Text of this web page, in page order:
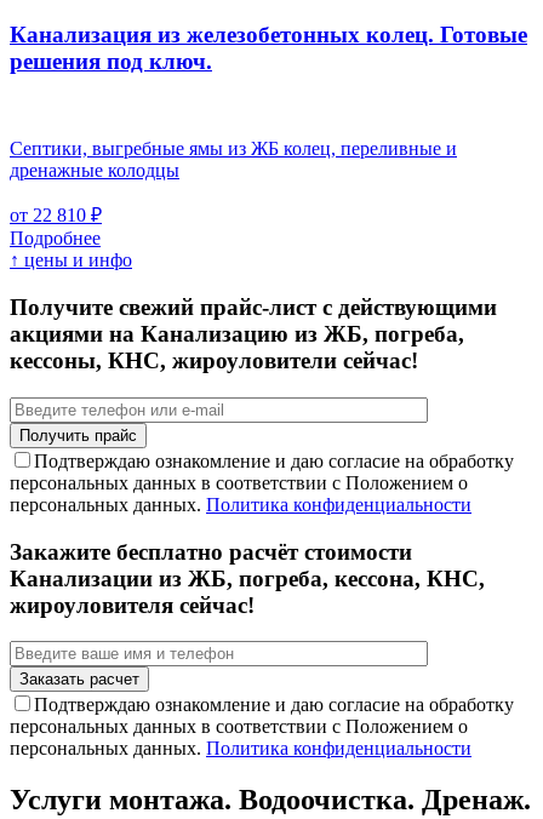
Канализация из железобетонных колец. Готовые
решения под ключ.
Септики, выгребные ямы из ЖБ колец, переливные и
дренажные колодцы
от 22 810 ₽
Подробнее
↑ цены и инфо
Получите свежий прайс-лист с действующими
акциями на Канализацию из ЖБ, погреба,
кессоны, КНС, жироуловители сейчас!
Подтверждаю ознакомление и даю согласие на обработку
персональных данных в соответствии с Положением о
персональных данных. Политика конфиденциальности
Закажите бесплатно расчёт стоимости
Канализации из ЖБ, погреба, кессона, КНС,
жироуловителя сейчас!
Подтверждаю ознакомление и даю согласие на обработку
персональных данных в соответствии с Положением о
персональных данных. Политика конфиденциальности
Услуги монтажа. Водоочистка. Дренаж.